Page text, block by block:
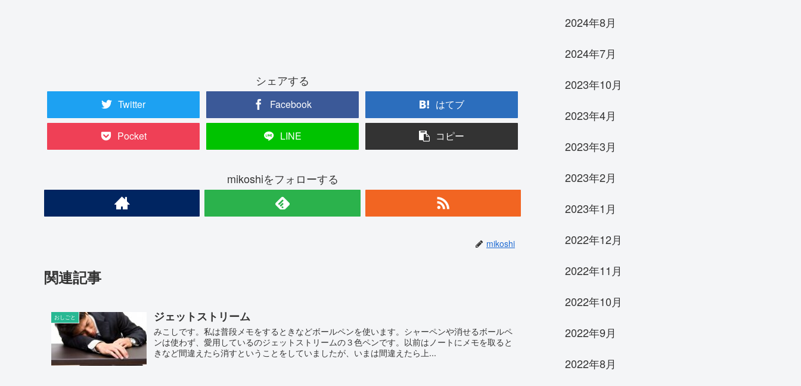
シェアする
Twitter Facebook はてブ
Pocket LINE コピー
mikoshiをフォローする
mikoshi
関連記事
おしごと ジェットストリーム
みこしです。私は普段メモをするときなどボールペンを使います。シャーペンや消せるボールペ
ンは使わず、愛用しているのジェットストリームの３色ペンです。以前はノートにメモを取ると
きなど間違えたら消すということをしていましたが、いまは間違えたら上...
2024年8月
2024年7月
2023年10月
2023年4月
2023年3月
2023年2月
2023年1月
2022年12月
2022年11月
2022年10月
2022年9月
2022年8月